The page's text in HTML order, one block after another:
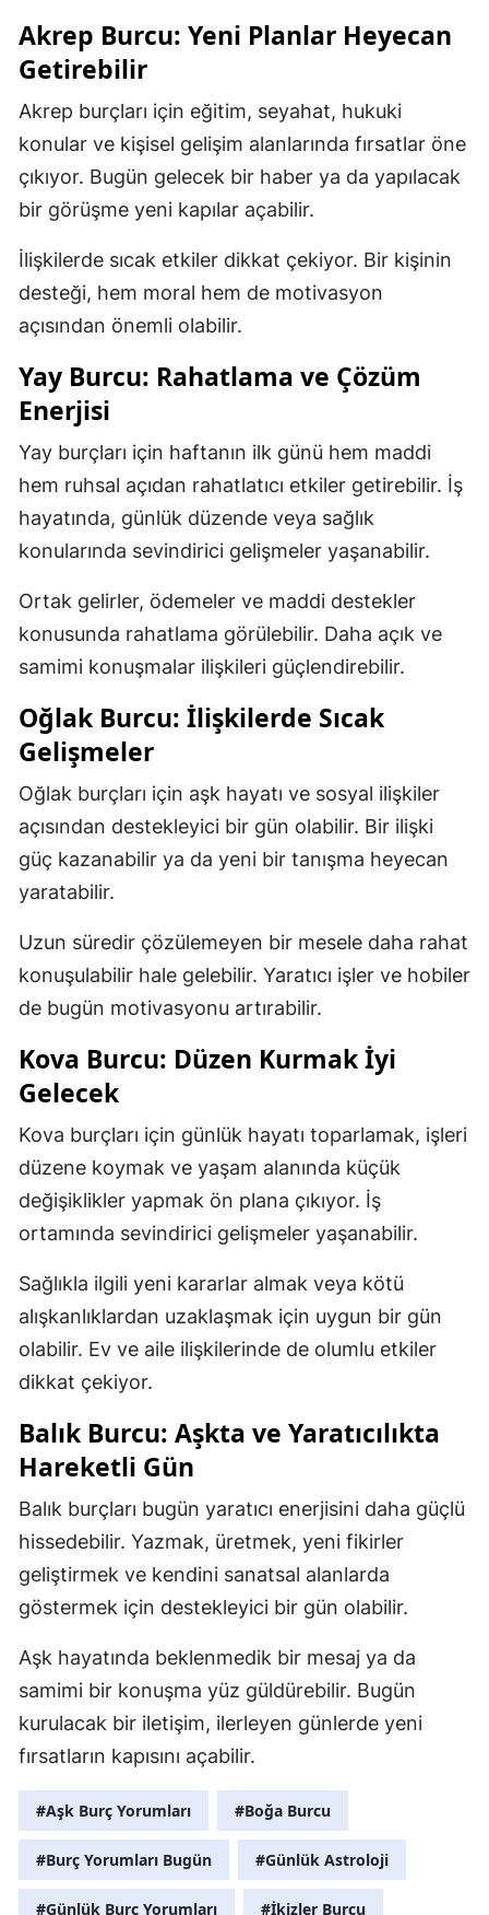
Akrep Burcu: Yeni Planlar Heyecan
Getirebilir
Akrep burçları için eğitim, seyahat, hukuki
konular ve kişisel gelişim alanlarında fırsatlar öne
çıkıyor. Bugün gelecek bir haber ya da yapılacak
bir görüşme yeni kapılar açabilir.
İlişkilerde sıcak etkiler dikkat çekiyor. Bir kişinin
desteği, hem moral hem de motivasyon
açısından önemli olabilir.
Yay Burcu: Rahatlama ve Çözüm
Enerjisi
Yay burçları için haftanın ilk günü hem maddi
hem ruhsal açıdan rahatlatıcı etkiler getirebilir. İş
hayatında, günlük düzende veya sağlık
konularında sevindirici gelişmeler yaşanabilir.
Ortak gelirler, ödemeler ve maddi destekler
konusunda rahatlama görülebilir. Daha açık ve
samimi konuşmalar ilişkileri güçlendirebilir.
Oğlak Burcu: İlişkilerde Sıcak
Gelişmeler
Oğlak burçları için aşk hayatı ve sosyal ilişkiler
açısından destekleyici bir gün olabilir. Bir ilişki
güç kazanabilir ya da yeni bir tanışma heyecan
yaratabilir.
Uzun süredir çözülemeyen bir mesele daha rahat
konuşulabilir hale gelebilir. Yaratıcı işler ve hobiler
de bugün motivasyonu artırabilir.
Kova Burcu: Düzen Kurmak İyi
Gelecek
Kova burçları için günlük hayatı toparlamak, işleri
düzene koymak ve yaşam alanında küçük
değişiklikler yapmak ön plana çıkıyor. İş
ortamında sevindirici gelişmeler yaşanabilir.
Sağlıkla ilgili yeni kararlar almak veya kötü
alışkanlıklardan uzaklaşmak için uygun bir gün
olabilir. Ev ve aile ilişkilerinde de olumlu etkiler
dikkat çekiyor.
Balık Burcu: Aşkta ve Yaratıcılıkta
Hareketli Gün
Balık burçları bugün yaratıcı enerjisini daha güçlü
hissedebilir. Yazmak, üretmek, yeni fikirler
geliştirmek ve kendini sanatsal alanlarda
göstermek için destekleyici bir gün olabilir.
Aşk hayatında beklenmedik bir mesaj ya da
samimi bir konuşma yüz güldürebilir. Bugün
kurulacak bir iletişim, ilerleyen günlerde yeni
fırsatların kapısını açabilir.
#Aşk Burç Yorumları #Boğa Burcu
#Burç Yorumları Bugün #Günlük Astroloji
#Günlük Burç Yorumları #İkizler Burcu